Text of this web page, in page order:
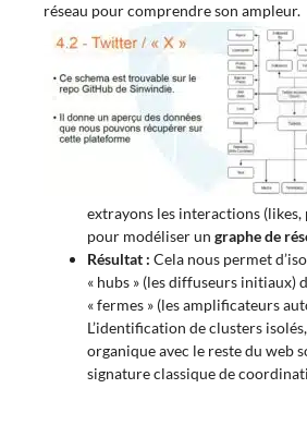
réseau pour comprendre son ampleur.
extrayons les interactions (likes,
pour modéliser un graphe de
Résultat : Cela nous permet
« hubs » (les diffuseurs initiaux)
« fermes » (les amplificateurs
L’identification de clusters
organique avec le reste du web
signature classique de